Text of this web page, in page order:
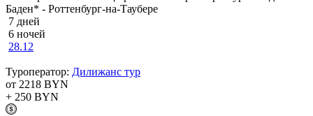
Баден* - Роттенбург-на-Таубере
7 дней
6 ночей
28.12
Туроператор: Дилижанс тур
от 2218 BYN
+ 250 BYN